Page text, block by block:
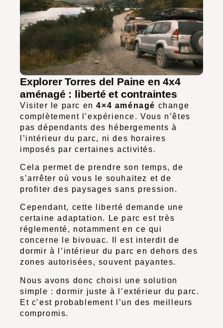
Explorer Torres del Paine en 4x4
aménagé : liberté et contraintes
Visiter le parc en4×4 aménagé change
complètement l’expérience. Vous n’êtes
pas dépendants des hébergements à
l’intérieur du parc, ni des horaires
imposés par certaines activités.
Cela permet de prendre son temps, de
s’arrêter où vous le souhaitez et de
profiter des paysages sans pression.
Cependant, cette liberté demande une
certaine adaptation. Le parc est très
réglementé, notamment en ce qui
concerne le bivouac. Il est interdit de
dormir à l’intérieur du parc en dehors des
zones autorisées, souvent payantes.
Nous avons donc choisi une solution
simple : dormir juste à l’extérieur du parc.
Et c’est probablement l’un des meilleurs
compromis.